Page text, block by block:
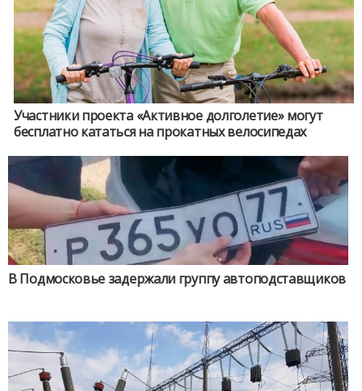
Участники проекта «Активное долголетие» могут
бесплатно кататься на прокатных велосипедах
В Подмосковье задержали группу автоподставщиков